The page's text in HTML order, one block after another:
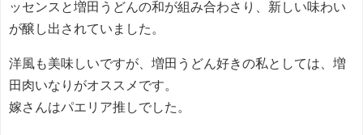
ッセンスと増田うどんの和が組み合わさり、新しい味わい
が醸し出されていました。
洋風も美味しいですが、増田うどん好きの私としては、増
田肉いなりがオススメです。
嫁さんはパエリア推しでした。